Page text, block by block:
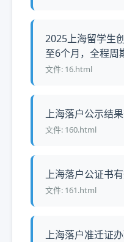
2025上海留学生
至6个月，全程周
文件: 16.html
上海落户公示结
文件: 160.html
上海落户公证书
文件: 161.html
上海落户准迁证